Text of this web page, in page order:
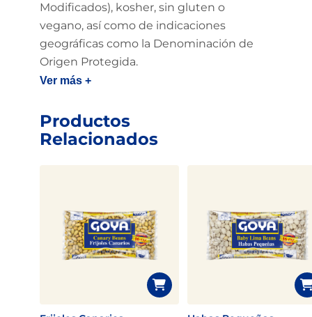
Modificados), kosher, sin gluten o
vegano, así como de indicaciones
geográficas como la Denominación de
Origen Protegida.
Ver más +
Productos
Relacionados